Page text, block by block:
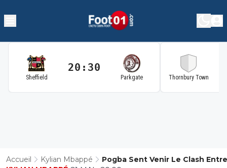
Sheffield
20:30
Parkgate Thornbury Town
Accueil Kylian Mbappé
Pogba Sent Venir Le Clash Entre